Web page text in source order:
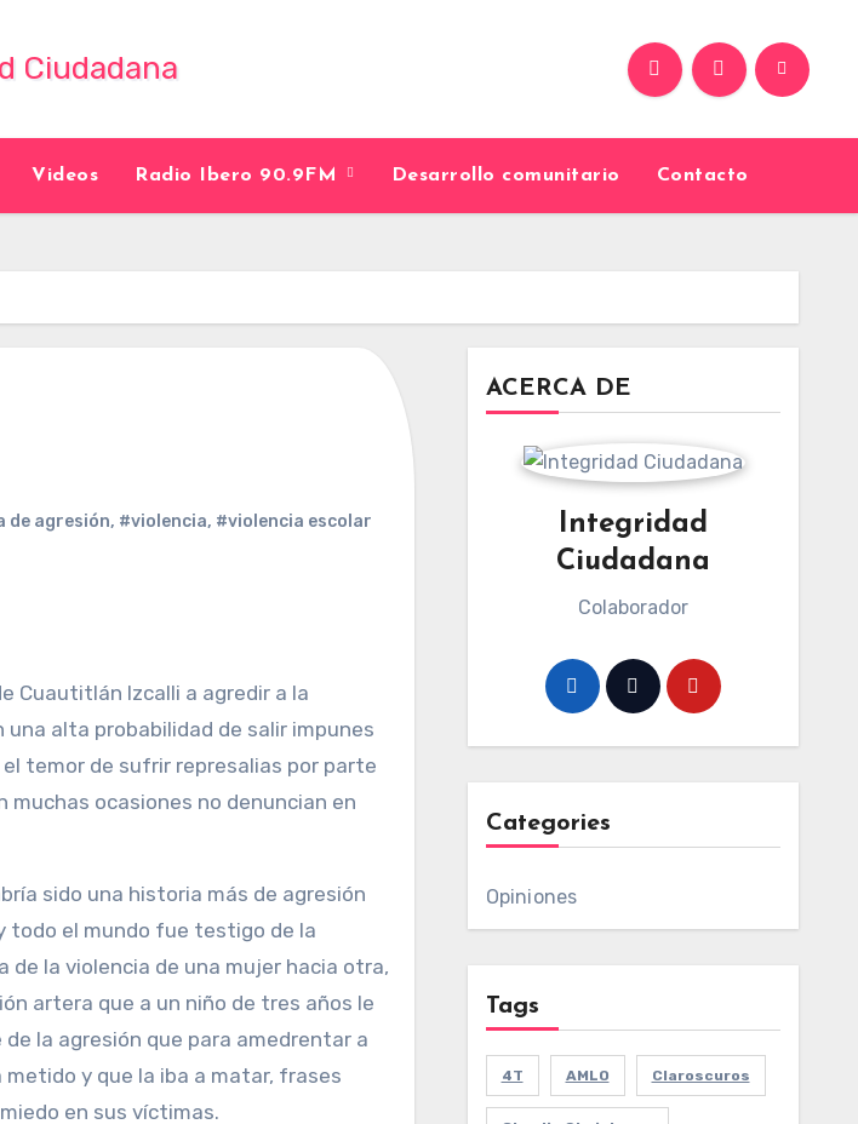
Videos Radio Ibero 90.9FM Desarrollo comunitario Contacto
de agresión, #violencia, #violencia escolar
Cuautitlán Izcalli a agredir a la
alta probabilidad de salir impunes
temor de sufrir represalias por parte
muchas ocasiones no denuncian en
sido una historia más de agresión
todo el mundo fue testigo de la
la violencia de una mujer hacia otra,
artera que a un niño de tres años le
la agresión que para amedrentar a
metido y que la iba a matar, frases
en sus víctimas.
ACERCA DE
Integridad
Ciudadana
Colaborador
Categories
Opiniones
Tags
4T AMLO Claroscuros